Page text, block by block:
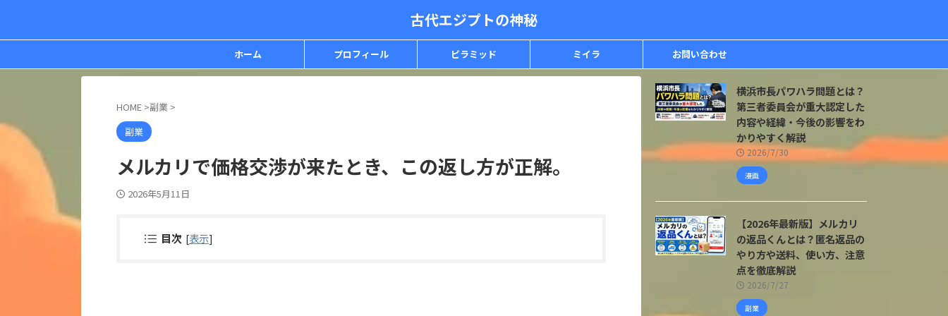
古代エジプトの神秘
ホーム プロフィール ピラミッド ミイラ お問い合わせ
HOME >副業 >
副業
メルカリで価格交渉が来たとき、この返し方が正解。
2026年5月11日
目次 [表示]
横浜市長パワハラ問題とは？
第三者委員会が重大認定した
内容や経緯・今後の影響をわ
かりやすく解説
2026/7/30
漫画
【2026年最新版】メルカリ
の返品くんとは？匿名返品の
やり方や送料、使い方、注意
点を徹底解説
2026/7/27
副業